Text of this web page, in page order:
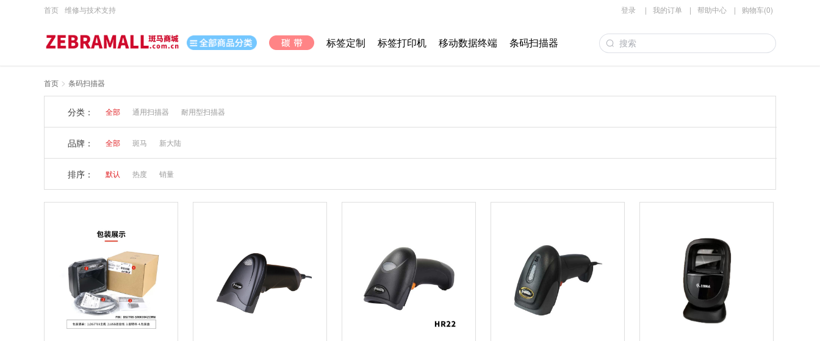
首页 维修与技术支持 登录 | 我的订单 | 帮助中心 | 购物车(0)
标签定制 标签打印机 移动数据终端 条码扫描器
打印机
数据采集
数码
办公用品
电脑、办公
日用百货
休闲娱乐
首页 > 条码扫描器
分类： 全部 通用扫描器 耐用型扫描器
品牌： 全部 斑马 新大陆
排序： 默认 热度 销量